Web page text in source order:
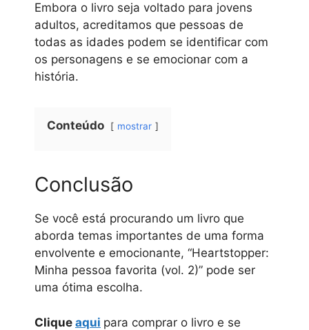
Embora o livro seja voltado para jovens
adultos, acreditamos que pessoas de
todas as idades podem se identificar com
os personagens e se emocionar com a
história.
Conteúdo mostrar
Conclusão
Se você está procurando um livro que
aborda temas importantes de uma forma
envolvente e emocionante, “Heartstopper:
Minha pessoa favorita (vol. 2)” pode ser
uma ótima escolha.
Clique aqui para comprar o livro e se